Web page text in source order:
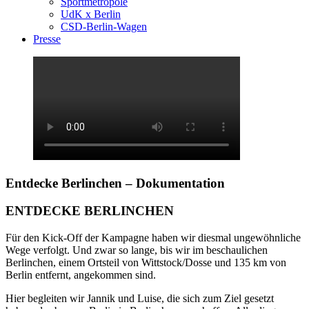
UdK x Berlin
CSD-Berlin-Wagen
Presse
Entdecke Berlinchen – Dokumentation
ENTDECKE BERLINCHEN
Für den Kick-Off der Kampagne haben wir diesmal ungewöhnliche
Wege verfolgt. Und zwar so lange, bis wir im beschaulichen
Berlinchen, einem Ortsteil von Wittstock/Dosse und 135 km von
Berlin entfernt, angekommen sind.
Hier begleiten wir Jannik und Luise, die sich zum Ziel gesetzt